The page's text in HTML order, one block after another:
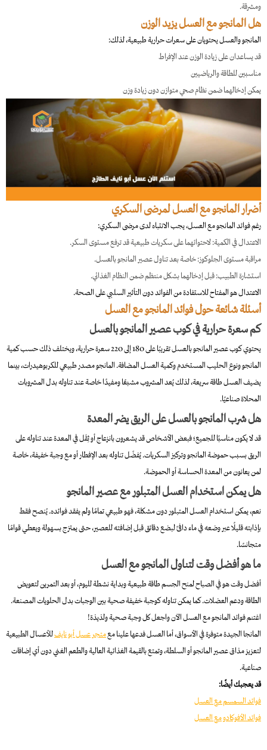
ومشرقة.
هل المانجو مع العسل يزيد الوزن
المانجو والعسل يحتويان على سعرات حرارية طبيعية، لذلك:
قد يساعدان على زيادة الوزن عند الإفراط
مناسبين للطاقة والرياضيين
يمكن إدخالهما ضمن نظام صحي متوازن دون زيادة وزن
أضرار المانجو مع العسل لمرضى السكري
رغم فوائد المانجو مع العسل، يجب الانتباه لدى مرضى السكري:
الاعتدال في الكمية: لاحتوائهما على سكريات طبيعية قد ترفع مستوى السكر.
مراقبة مستوى الجلوكوز: خاصة بعد تناول عصير المانجو بالعسل.
استشارة الطبيب: قبل إدخالهما بشكل منتظم ضمن النظام الغذائي.
الاعتدال هو المفتاح للاستفادة من الفوائد دون التأثير السلبي على الصحة.
أسئلة شائعة حول فوائد المانجو مع العسل
كم سعرة حرارية في كوب عصير المانجو بالعسل
يحتوي كوب عصير المانجو بالعسل تقريبًا على 180 إلى 220 سعرة حرارية، ويختلف ذلك حسب كمية
المانجو ونوع الحليب المستخدم وكمية العسل المضافة. المانجو مصدر طبيعي للكربوهيدرات، بينما
يضيف العسل طاقة سريعة، لذلك يُعد المشروب مشبعًا ومفيدًا خاصة عند تناوله بدل المشروبات
المحلاة صناعيًا.
هل شرب المانجو بالعسل على الريق يضر المعدة
قد لا يكون مناسبًا للجميع؛ فبعض الأشخاص قد يشعرون بانزعاج أو ثِقَل في المعدة عند تناوله على
الريق بسبب حموضة المانجو وتركيز السكريات. يُفضّل تناوله بعد الإفطار أو مع وجبة خفيفة، خاصة
لمن يعانون من المعدة الحساسة أو الحموضة.
هل يمكن استخدام العسل المتبلور مع عصير المانجو
نعم، يمكن استخدام العسل المتبلور دون مشكلة، فهو طبيعي تمامًا ولم يفقد فوائده. يُنصح فقط
بإذابته قليلًا عبر وضعه في ماء دافئ لبضع دقائق قبل إضافته للعصير، حتى يمتزج بسهولة ويعطي قوامًا
متجانسًا.
ما هو أفضل وقت لتناول المانجو مع العسل
أفضل وقت هو في الصباح لمنح الجسم طاقة طبيعية وبداية نشطة لليوم، أو بعد التمرين لتعويض
الطاقة ودعم العضلات. كما يمكن تناوله كوجبة خفيفة صحية بين الوجبات بدل الحلويات المصنعة.
اغتنم فوائد المانجو مع العسل الآن واجعل كل وجبة صحية ولذيذة!
المانجا الجيدة متوفرة في الأسواق، أما العسل فدعها علينا معمتجر عسل أبو نايفللأعسال الطبيعية
لتعزيز مذاق عصير المانجو أو السلطة، وتمتع بالقيمة الغذائية العالية والطعم الغني دون أي إضافات
صناعية.
قد يعجبك أيضًا:
فوائد السمسم مع العسل
فوائد الأفوكادو مع العسل